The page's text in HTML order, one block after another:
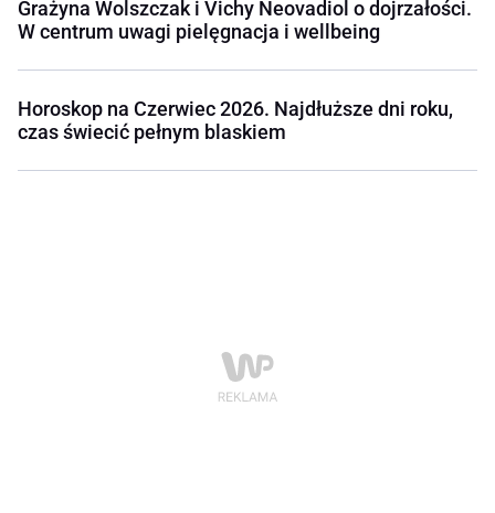
Grażyna Wolszczak i Vichy Neovadiol o dojrzałości.
W centrum uwagi pielęgnacja i wellbeing
Horoskop na Czerwiec 2026. Najdłuższe dni roku,
czas świecić pełnym blaskiem